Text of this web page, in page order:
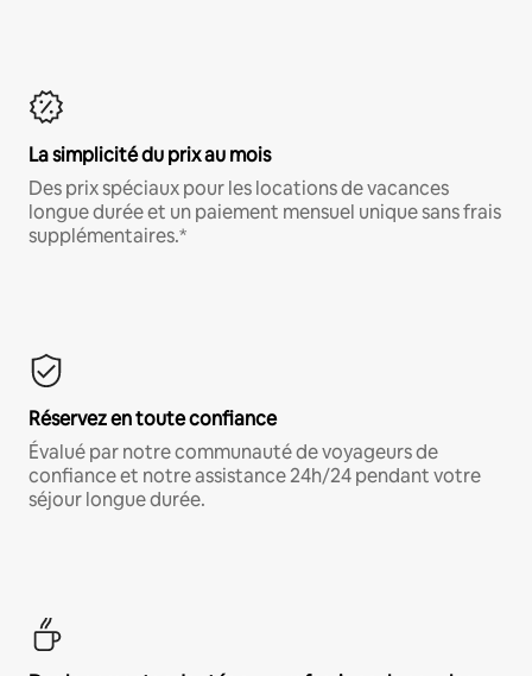
La simplicité du prix au mois
Des prix spéciaux pour les locations de vacances
longue durée et un paiement mensuel unique sans frais
supplémentaires.*
Réservez en toute confiance
Évalué par notre communauté de voyageurs de
confiance et notre assistance 24h/24 pendant votre
séjour longue durée.